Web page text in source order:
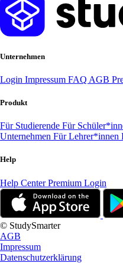
Unternehmen
Login Impressum FAQ AGB
Produkt
Für Studierende Für
Unternehmen Für Lehrer*innen
Help
Help CenterPremium Login
© StudySmarter
AGB
Impressum
Datenschutzerklärung